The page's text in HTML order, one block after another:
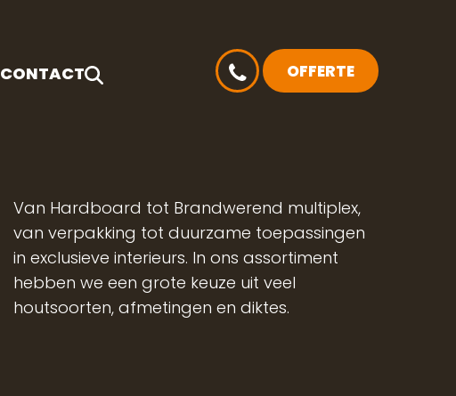
CONTACT OFFERTE
Van Hardboard tot Brandwerend multiplex,
van verpakking tot duurzame toepassingen
in exclusieve interieurs. In ons assortiment
hebben we een grote keuze uit veel
houtsoorten, afmetingen en diktes.